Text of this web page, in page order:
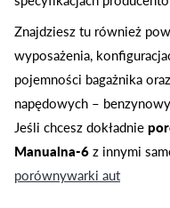
Znajdziesz tu również
wyposażenia,
pojemności bagażnika
napędowych –
Jeśli chcesz dokładnie
Manualna-6z innymi
porównywarki aut